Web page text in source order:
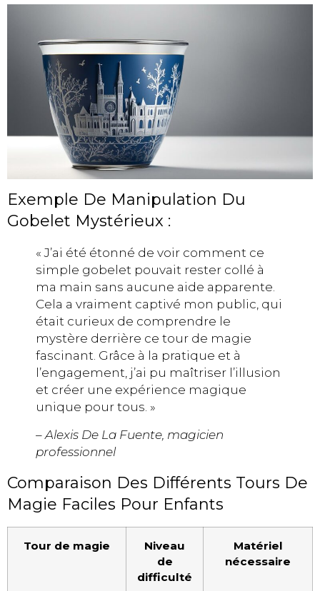
Exemple De Manipulation Du
Gobelet Mystérieux :
« J’ai été étonné de voir comment ce
simple gobelet pouvait rester collé à
ma main sans aucune aide apparente.
Cela a vraiment captivé mon public, qui
était curieux de comprendre le
mystère derrière ce tour de magie
fascinant. Grâce à la pratique et à
l’engagement, j’ai pu maîtriser l’illusion
et créer une expérience magique
unique pour tous. »
– Alexis De La Fuente, magicien
professionnel
Comparaison Des Différents Tours De
Magie Faciles Pour Enfants
Tour de magie
Niveau
de
difficulté
Matériel
nécessaire